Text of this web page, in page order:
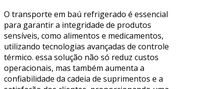
O transporte em baú refrigerado é essencial
para garantir a integridade de produtos
sensíveis, como alimentos e medicamentos,
utilizando tecnologias avançadas de controle
térmico. essa solução não só reduz custos
operacionais, mas também aumenta a
confiabilidade da cadeia de suprimentos e a